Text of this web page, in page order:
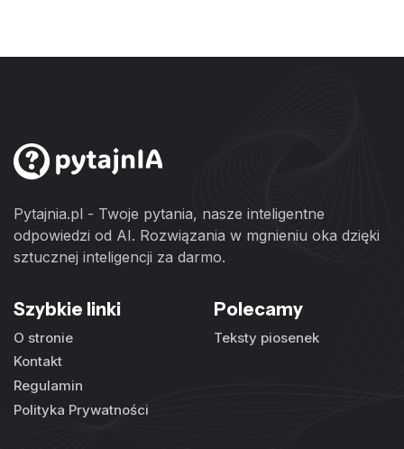
Pytajnia.pl - Twoje pytania, nasze inteligentne
odpowiedzi od AI. Rozwiązania w mgnieniu oka dzięki
sztucznej inteligencji za darmo.
Szybkie linki
O stronie
Kontakt
Regulamin
Polityka Prywatności
Polecamy
Teksty piosenek